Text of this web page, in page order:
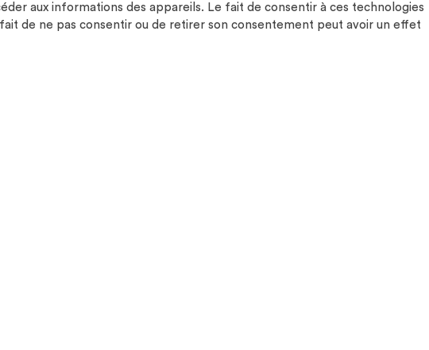
aux informations des appareils. Le fait de consentir à ces technologies
de ne pas consentir ou de retirer son consentement peut avoir un effet